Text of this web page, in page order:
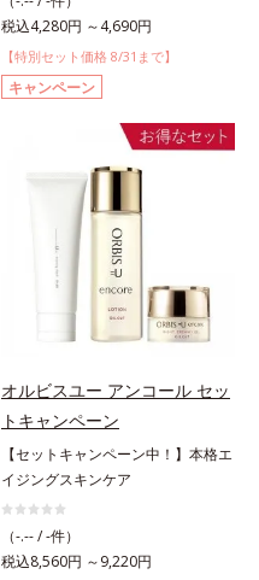
税込4,280円 ～4,690円
【特別セット価格 8/31まで】
キャンペーン
オルビスユー アンコール セッ
トキャンペーン
【セットキャンペーン中！】本格エ
イジングスキンケア
（-.-- / -件）
税込8,560円 ～9,220円